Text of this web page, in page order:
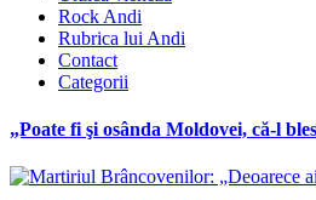
Rock Andi
Rubrica lui Andi
Contact
Categorii
„Poate fi şi osânda Moldovei, că-l